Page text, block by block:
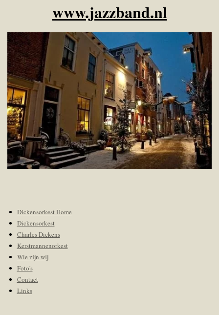
www.jazzband.nl
Dickensorkest Home
Dickensorkest
Charles Dickens
Kerstmannenorkest
Wie zijn wij
Foto's
Contact
Links